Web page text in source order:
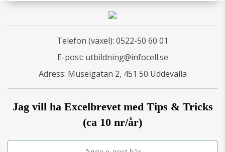
Telefon (växel): 0522-50 60 01
E-post: utbildning@infocell.se
Adress: Museigatan 2, 451 50 Uddevalla
Jag vill ha Excelbrevet med Tips & Tricks
(ca 10 nr/år)